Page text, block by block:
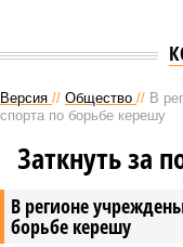
Версия // Общество // В
спорта по борьбе керешу
В регионе
борьбе керешу
Заткнуть за